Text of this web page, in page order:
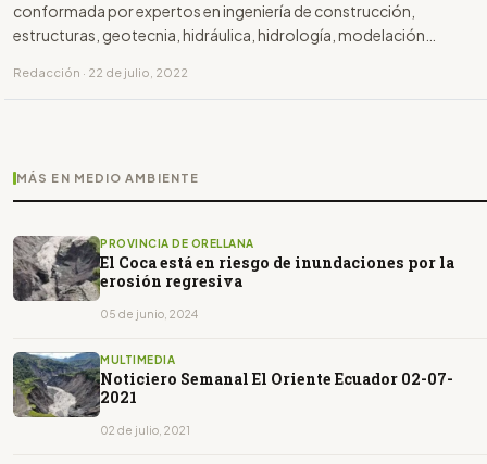
conformada por expertos en ingeniería de construcción,
estructuras, geotecnia, hidráulica, hidrología, modelación
en el río Coca.
Redacción · 22 de julio, 2022
MÁS EN MEDIO AMBIENTE
PROVINCIA DE ORELLANA
El Coca está en riesgo de inundaciones por la
erosión regresiva
05 de junio, 2024
MULTIMEDIA
Noticiero Semanal El Oriente Ecuador 02-07-
2021
02 de julio, 2021